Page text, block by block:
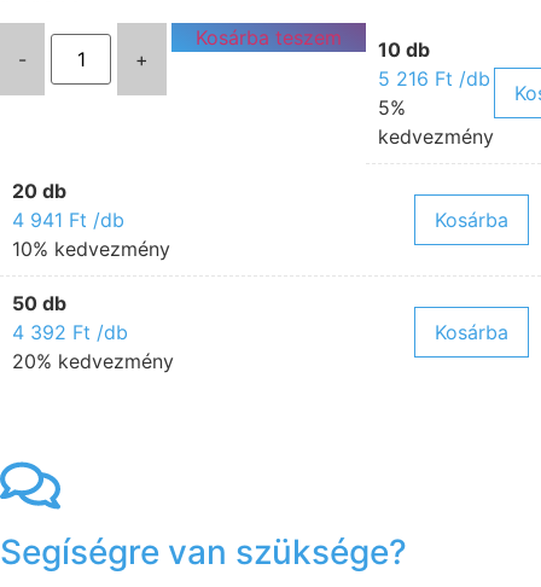
- +
Kosárba teszem
10 db
5 216 Ft /db
5%
kedvezmény
20 db
4 941 Ft /db
10% kedvezmény
Kosárba
50 db
4 392 Ft /db
20% kedvezmény
Kosárba
Segíségre van szüksége?